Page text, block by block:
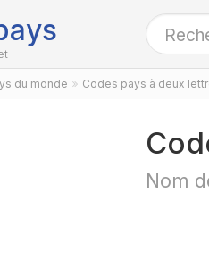
du monde Codes pays à deux
Nom